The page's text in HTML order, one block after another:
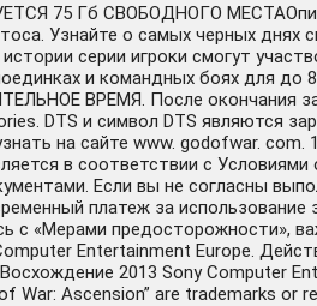
75 Гб СВОБОДНОГО
Узнайте о самых черных днях
серии игроки смогут
и командных боях для
ВРЕМЯ. После окончания
DTS и символ DTS являются
на сайте www. godofwar. com.
в соответствии с
Если вы не согласны
платеж за
с «Мерами предосторожности»,
Entertainment Europe.
2013 Sony Computer
of War: Ascension” are trademarks